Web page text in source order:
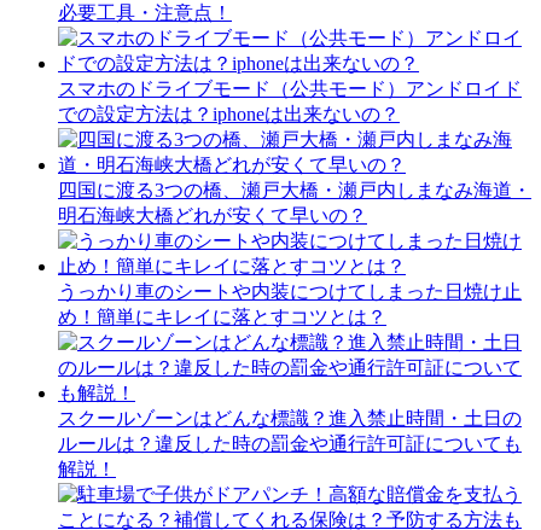
必要工具・注意点！
スマホのドライブモード（公共モード）アンドロイド
での設定方法は？iphoneは出来ないの？
四国に渡る3つの橋、瀬戸大橋・瀬戸内しまなみ海道・
明石海峡大橋どれが安くて早いの？
うっかり車のシートや内装につけてしまった日焼け止
め！簡単にキレイに落とすコツとは？
スクールゾーンはどんな標識？進入禁止時間・土日の
ルールは？違反した時の罰金や通行許可証についても
解説！